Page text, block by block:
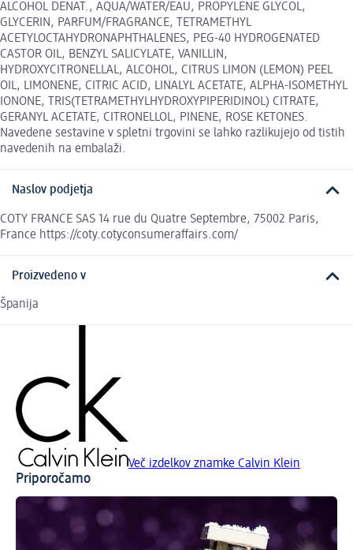
ALCOHOL DENAT., AQUA/WATER/EAU, PROPYLENE GLYCOL,
GLYCERIN, PARFUM/FRAGRANCE, TETRAMETHYL
ACETYLOCTAHYDRONAPHTHALENES, PEG-40 HYDROGENATED
CASTOR OIL, BENZYL SALICYLATE, VANILLIN,
HYDROXYCITRONELLAL, ALCOHOL, CITRUS LIMON (LEMON) PEEL
OIL, LIMONENE, CITRIC ACID, LINALYL ACETATE, ALPHA-ISOMETHYL
IONONE, TRIS(TETRAMETHYLHYDROXYPIPERIDINOL) CITRATE,
GERANYL ACETATE, CITRONELLOL, PINENE, ROSE KETONES.
Navedene sestavine v spletni trgovini se lahko razlikujejo od tistih
navedenih na embalaži.
Naslov podjetja
COTY FRANCE SAS 14 rue du Quatre Septembre, 75002 Paris,
France https://coty.cotyconsumeraffairs.com/
Proizvedeno v
Španija
Več izdelkov znamke Calvin Klein
Priporočamo